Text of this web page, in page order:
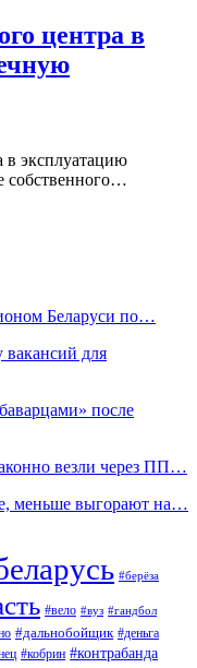
центра в
в эксплуатацию
собственного…
Беларуси по…
для
после
везли через ПП…
меньше выгорают на…
#берёза
#вело #вуз #гандбол
#дальнобойщик #деньга
#кобрин #контрабанда